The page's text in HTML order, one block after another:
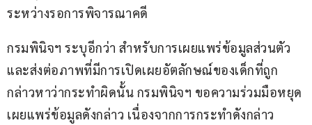
ระหว่างรอการพิจารณาคดี
กรมพินิจฯ ระบุอีกว่า สำหรับการเผยแพร่ข้อมูลส่วนตัว
และส่งต่อภาพที่มีการเปิดเผยอัตลักษณ์ของเด็กที่ถูก
กล่าวหาว่ากระทำผิดนั้น กรมพินิจฯ ขอความร่วมมือหยุด
เผยแพร่ข้อมูลดังกล่าว เนื่องจากการกระทำดังกล่าว